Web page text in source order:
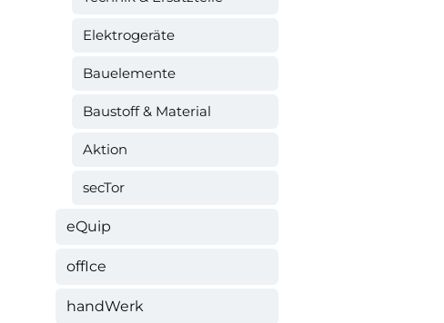
Elektrogeräte
Bauelemente
Baustoff & Material
Aktion
secTor
eQuip
offIce
handWerk